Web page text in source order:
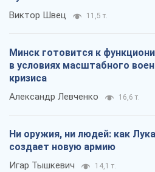
Виктор Швец 11,5 т.
Минск готовится к
в условиях масштабного
кризиса
Александр Левченко 16,6 т.
Ни оружия, ни людей: как
создает новую армию
Игар Тышкевич 14,1 т.